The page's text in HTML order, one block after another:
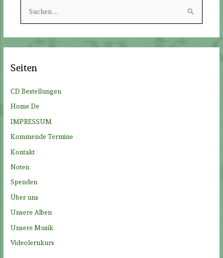
h
n
h
:
Seiten
CD Bestellungen
Home De
IMPRESSUM
Kommende Termine
Kontakt
Noten
Spenden
Über uns
Unsere Alben
Unsere Musik
Videolernkurs